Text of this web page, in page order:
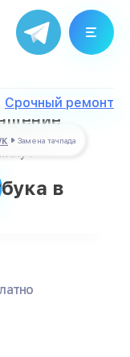
Срочный ремонт
Замена тачпада
в
в